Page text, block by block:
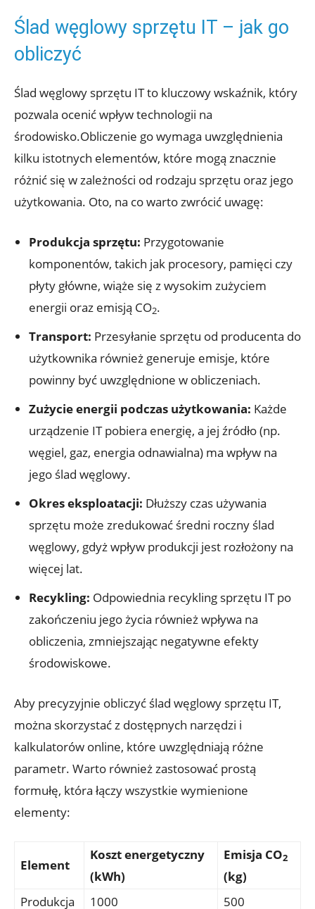
Ślad węglowy sprzętu IT – jak go
obliczyć
Ślad węglowy sprzętu IT to kluczowy wskaźnik, który
pozwala ocenić wpływ technologii na
środowisko.Obliczenie go wymaga uwzględnienia
kilku istotnych elementów, które mogą znacznie
różnić się w zależności od rodzaju sprzętu oraz jego
użytkowania. Oto, na co warto zwrócić uwagę:
Produkcja sprzętu: Przygotowanie
komponentów, takich jak procesory, pamięci czy
płyty główne, wiąże się z wysokim zużyciem
energii oraz emisją CO2.
Transport: Przesyłanie sprzętu od producenta do
użytkownika również generuje emisje, które
powinny być uwzględnione w obliczeniach.
Zużycie energii podczas użytkowania: Każde
urządzenie IT pobiera energię, a jej źródło (np.
węgiel, gaz, energia odnawialna) ma wpływ na
jego ślad węglowy.
Okres eksploatacji: Dłuższy czas używania
sprzętu może zredukować średni roczny ślad
węglowy, gdyż wpływ produkcji jest rozłożony na
więcej lat.
Recykling: Odpowiednia recykling sprzętu IT po
zakończeniu jego życia również wpływa na
obliczenia, zmniejszając negatywne efekty
środowiskowe.
Aby precyzyjnie obliczyć ślad węglowy sprzętu IT,
można skorzystać z dostępnych narzędzi i
kalkulatorów online, które uwzględniają różne
parametr. Warto również zastosować prostą
formułę, która łączy wszystkie wymienione
elementy:
Element
Koszt energetyczny
(kWh)
Emisja CO2
(kg)
Produkcja
1000 500